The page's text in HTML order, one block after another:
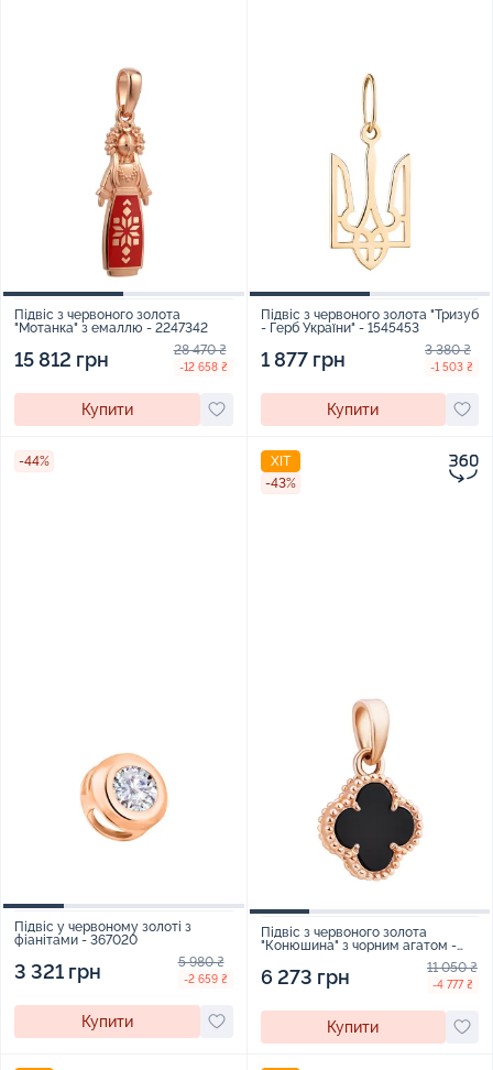
Підвіс з червоного золота
"Мотанка" з емаллю - 2247342
15 812 грн 28 470 ₴
-12 658 ₴
Купити
Підвіс з червоного золота "Тризуб
- Герб України" - 1545453
1 877 грн 3 380 ₴
-1 503 ₴
Купити
-44%
Підвіс у червоному золоті з
фіанітами - 367020
3 321 грн 5 980 ₴
-2 659 ₴
Купити
ХІТ
-43%
Підвіс з червоного золота
"Конюшина" з чорним агатом -
6 273 грн 11 050 ₴
-4 777 ₴
Купити